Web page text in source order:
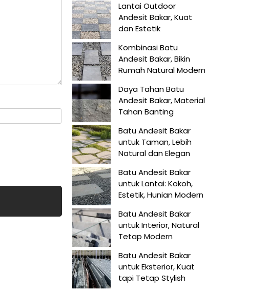
Lantai Outdoor
Andesit Bakar, Kuat
dan Estetik
Kombinasi Batu
Andesit Bakar, Bikin
Rumah Natural Modern
Daya Tahan Batu
Andesit Bakar, Material
Tahan Banting
Batu Andesit Bakar
untuk Taman, Lebih
Natural dan Elegan
Batu Andesit Bakar
untuk Lantai: Kokoh,
Estetik, Hunian Modern
Batu Andesit Bakar
untuk Interior, Natural
Tetap Modern
Batu Andesit Bakar
untuk Eksterior, Kuat
tapi Tetap Stylish